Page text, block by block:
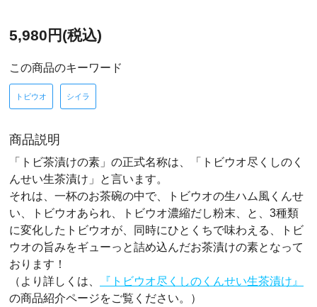
5,980円(税込)
この商品のキーワード
トビウオ シイラ
商品説明
「トビ茶漬けの素」の正式名称は、「トビウオ尽くしのく
んせい生茶漬け」と言います。
それは、一杯のお茶碗の中で、トビウオの生ハム風くんせ
い、トビウオあられ、トビウオ濃縮だし粉末、と、3種類
に変化したトビウオが、同時にひとくちで味わえる、トビ
ウオの旨みをギューっと詰め込んだお茶漬けの素となって
おります！
（より詳しくは、
『トビウオ尽くしのくんせい生茶漬け』
の商品紹介ページをご覧ください。）